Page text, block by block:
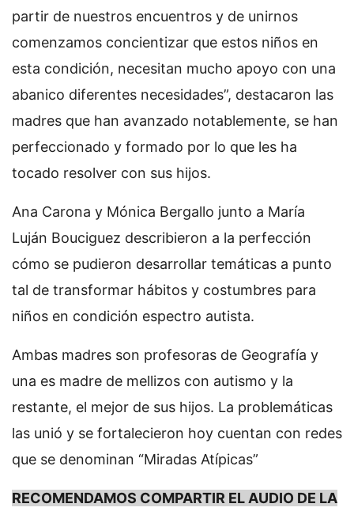
partir de nuestros encuentros y de unirnos
comenzamos concientizar que estos niños en
esta condición, necesitan mucho apoyo con una
abanico diferentes necesidades”, destacaron las
madres que han avanzado notablemente, se han
perfeccionado y formado por lo que les ha
tocado resolver con sus hijos.
Ana Carona y Mónica Bergallo junto a María
Luján Bouciguez describieron a la perfección
cómo se pudieron desarrollar temáticas a punto
tal de transformar hábitos y costumbres para
niños en condición espectro autista.
Ambas madres son profesoras de Geografía y
una es madre de mellizos con autismo y la
restante, el mejor de sus hijos. La problemáticas
las unió y se fortalecieron hoy cuentan con redes
que se denominan “Miradas Atípicas”
RECOMENDAMOS COMPARTIR EL AUDIO DE LA